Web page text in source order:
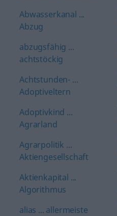
Abwasserkanal ...
Abzug
abzugsfähig ...
achtstöckig
Achtstunden- ...
Adoptiveltern
Adoptivkind ...
Agrarland
Agrarpolitik ...
Aktiengesellschaft
Aktienkapital ...
Algorithmus
alias ... allermeiste